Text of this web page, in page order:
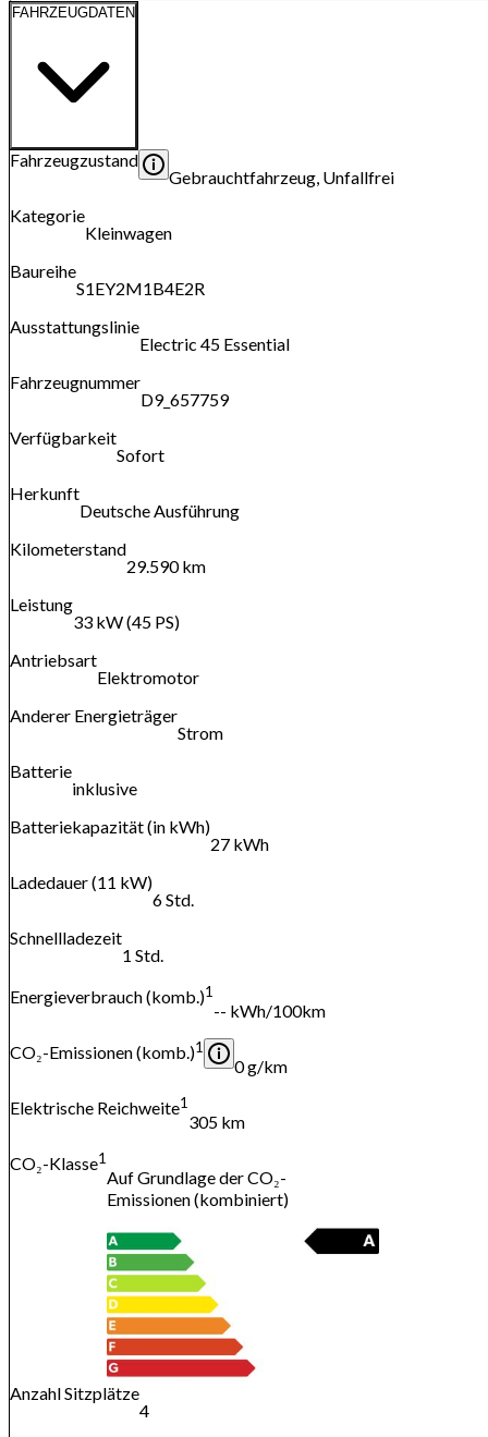
FAHRZEUGDATEN
Fahrzeugzustand
Gebrauchtfahrzeug, Unfallfrei
Kategorie
Kleinwagen
Baureihe
S1EY2M1B4E2R
Ausstattungslinie
Electric 45 Essential
Fahrzeugnummer
D9_657759
Verfügbarkeit
Sofort
Herkunft
Deutsche Ausführung
Kilometerstand
29.590 km
Leistung
33 kW (45 PS)
Antriebsart
Elektromotor
Anderer Energieträger
Strom
Batterie
inklusive
Batteriekapazität (in kWh)
27 kWh
Ladedauer (11 kW)
6 Std.
Schnellladezeit
1 Std.
Energieverbrauch (komb.)1
-- kWh/100km
CO₂-Emissionen (komb.)1
0 g/km
Elektrische Reichweite1
305 km
CO₂-Klasse1
Auf Grundlage der CO₂-
Emissionen (kombiniert)
Anzahl Sitzplätze
4